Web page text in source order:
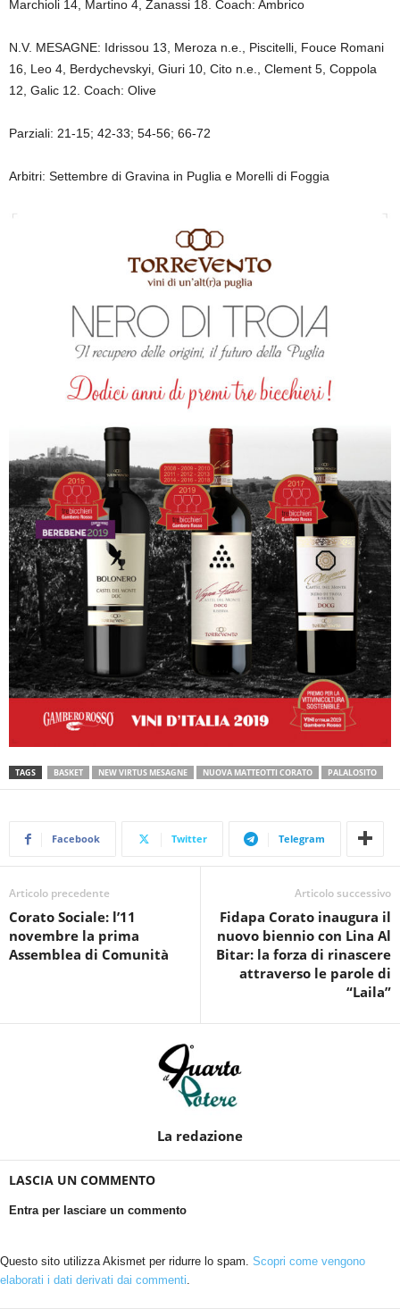
Marchioli 14, Martino 4, Zanassi 18. Coach: Ambrico
N.V. MESAGNE: Idrissou 13, Meroza n.e., Piscitelli, Fouce Romani
16, Leo 4, Berdychevskyi, Giuri 10, Cito n.e., Clement 5, Coppola
12, Galic 12. Coach: Olive
Parziali: 21-15; 42-33; 54-56; 66-72
Arbitri: Settembre di Gravina in Puglia e Morelli di Foggia
TAGS BASKET NEW VIRTUS MESAGNE NUOVA MATTEOTTI CORATO PALALOSITO
Facebook Twitter Telegram
Articolo precedente
Corato Sociale: l’11
novembre la prima
Assemblea di Comunità
Articolo successivo
Fidapa Corato inaugura il
nuovo biennio con Lina Al
Bitar: la forza di rinascere
attraverso le parole di
“Laila”
La redazione
LASCIA UN COMMENTO
Entra per lasciare un commento
Questo sito utilizza Akismet per ridurre lo spam. Scopri come vengono
elaborati i dati derivati dai commenti